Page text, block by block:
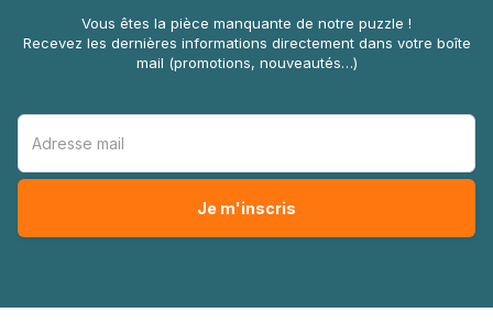
Vous êtes la pièce manquante de notre puzzle !
Recevez les dernières informations directement dans votre boîte
mail (promotions, nouveautés…)